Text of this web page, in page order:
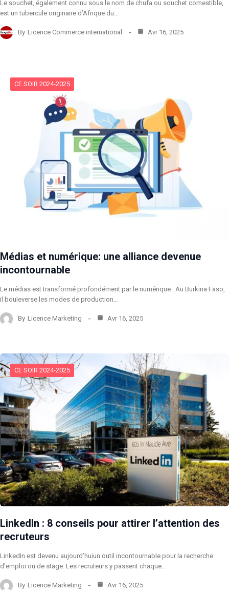
Le souchet, également connu sous le nom de chufa ou souchet comestible,
est un tubercule originaire d’Afrique du…
By Licence Commerce international Avr 16, 2025
CE SOIR 2024-2025
Médias et numérique: une alliance devenue
incontournable
Le médias est transformé profondément par le numérique . Au Burkina Faso,
il bouleverse les modes de production…
By Licence Marketing Avr 16, 2025
CE SOIR 2024-2025
LinkedIn : 8 conseils pour attirer l’attention des
recruteurs
LinkedIn est devenu aujourd’huiun outil incontournable pour la recherche
d’emploi ou de stage. Les recruteurs y passent chaque…
By Licence Marketing Avr 16, 2025